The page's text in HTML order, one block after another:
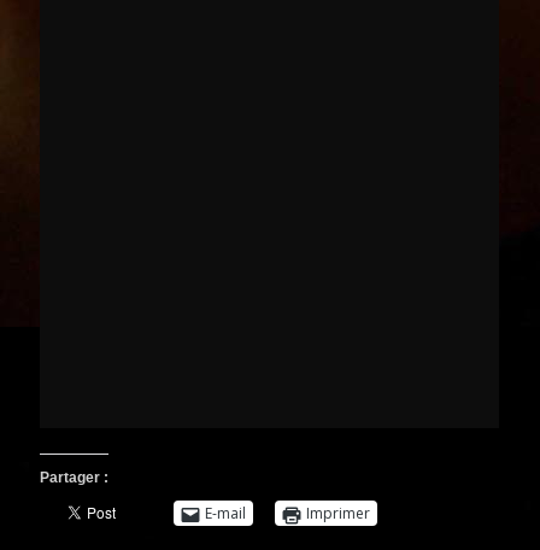
Partager :
E-mail Imprimer